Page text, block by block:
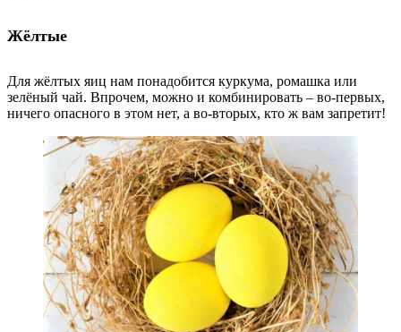
Жёлтые
Для жёлтых яиц нам понадобится куркума, ромашка или
зелёный чай. Впрочем, можно и комбинировать – во-первых,
ничего опасного в этом нет, а во-вторых, кто ж вам запретит!